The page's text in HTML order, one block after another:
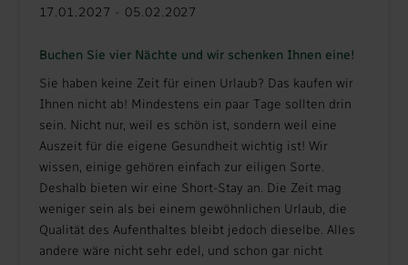
17.01.2027 - 05.02.2027
Buchen Sie vier Nächte und wir schenken Ihnen eine!
Sie haben keine Zeit für einen Urlaub? Das kaufen wir
Ihnen nicht ab! Mindestens ein paar Tage sollten drin
sein. Nicht nur, weil es schön ist, sondern weil eine
Auszeit für die eigene Gesundheit wichtig ist! Wir
wissen, einige gehören einfach zur eiligen Sorte.
Deshalb bieten wir eine Short-Stay an. Die Zeit mag
weniger sein als bei einem gewöhnlichen Urlaub, die
Qualität des Aufenthaltes bleibt jedoch dieselbe. Alles
andere wäre nicht sehr edel, und schon gar nicht